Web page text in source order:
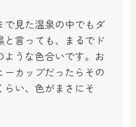
で見た温泉の中でもダ
と言っても、まるでド
ような色合いです。お
ーカップだったらその
らい、色がまさにそ